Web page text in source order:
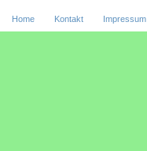
Home Kontakt Impressum